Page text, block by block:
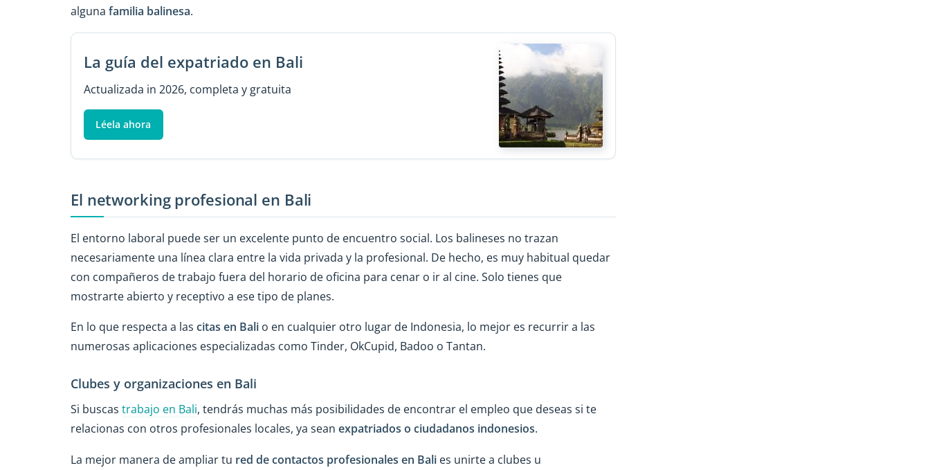
alguna familia balinesa.
La guía del expatriado en Bali
Actualizada in 2026, completa y gratuita
Léela ahora
El networking profesional en Bali
El entorno laboral puede ser un excelente punto de encuentro social. Los balineses no trazan
necesariamente una línea clara entre la vida privada y la profesional. De hecho, es muy habitual quedar
con compañeros de trabajo fuera del horario de oficina para cenar o ir al cine. Solo tienes que
mostrarte abierto y receptivo a ese tipo de planes.
En lo que respecta a las citas en Bali o en cualquier otro lugar de Indonesia, lo mejor es recurrir a las
numerosas aplicaciones especializadas como Tinder, OkCupid, Badoo o Tantan.
Clubes y organizaciones en Bali
Si buscas trabajo en Bali, tendrás muchas más posibilidades de encontrar el empleo que deseas si te
relacionas con otros profesionales locales, ya sean expatriados o ciudadanos indonesios.
La mejor manera de ampliar tu red de contactos profesionales en Bali es unirte a clubes u